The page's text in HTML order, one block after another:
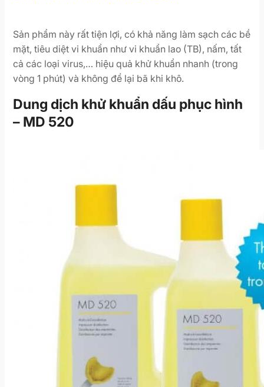
Sản phẩm này rất tiện lợi, có khả năng làm sạch các bề
mặt, tiêu diệt vi khuẩn như vi khuẩn lao (TB), nấm, tất
cả các loại virus,… hiệu quả khử khuẩn nhanh (trong
vòng 1 phút) và không để lại bã khi khô.
Dung dịch khử khuẩn dấu phục hình
– MD 520